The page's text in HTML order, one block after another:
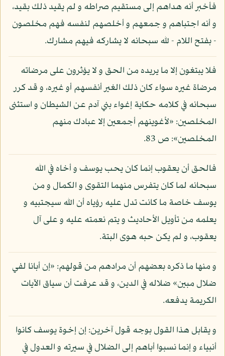
فأخبر أنه هداهم إلى مستقيم صراطه و لم يقيد ذلك بقيد،
و أنه اجتباهم و جمعهم و أخلصهم لنفسه فهم مخلصون
- بفتح اللام - لله سبحانه لا يشاركه فيهم مشارك.
فلا يبتغون إلا ما يريده من الحق و لا يؤثرون على مرضاته
مرضاة غيره سواء كان ذلك الغير أنفسهم أو غيره، و قد كرر
سبحانه في كلامه حكاية إغواء بني آدم عن الشيطان و استثنى
المخلصين: «لأغوينهم أجمعين إلا عبادك منهم
المخلصين»: ص 83.
فالحق أن يعقوب إنما كان يحب يوسف و أخاه في الله
سبحانه لما كان يتفرس منهما التقوى و الكمال و من
يوسف خاصة ما كانت تدل عليه رؤياه أن الله سيجتبيه و
يعلمه من تأويل الأحاديث و يتم نعمته عليه و على آل
يعقوب، و لم يكن حبه هوى البتة.
و منها ما ذكره بعضهم أن مرادهم من قولهم: «إن أبانا لفي
ضلال مبين» ضلاله في الدين، و قد عرفت أن سياق الآيات
الكريمة يدفعه.
و يقابل هذا القول بوجه قول آخرين: إن إخوة يوسف كانوا
أنبياء و إنما نسبوا أباهم إلى الضلال في سيرته و العدول في